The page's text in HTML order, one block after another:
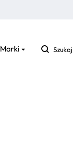
Marki Szukaj